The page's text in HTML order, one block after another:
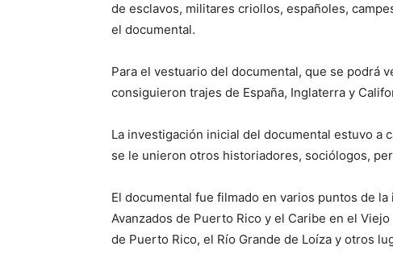
de esclavos, militares criollos, españoles,
el documental.
Para el vestuario del documental, que se podrá
consiguieron trajes de España, Inglaterra y
La investigación inicial del documental estuvo a
se le unieron otros historiadores, sociólogos,
El documental fue filmado en varios puntos de
Avanzados de Puerto Rico y el Caribe en el
de Puerto Rico, el Río Grande de Loíza y otros